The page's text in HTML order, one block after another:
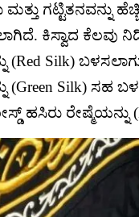
ಮತ್ತು ಗಟ್ಟಿತನವನ್ನು
ಕಿಸ್ವಾದ ಕೆಲವು
(Red Silk)
(Green Silk) ಸಹ
ಹಸಿರು ರೇಷ್ಮೆಯನ್ನು